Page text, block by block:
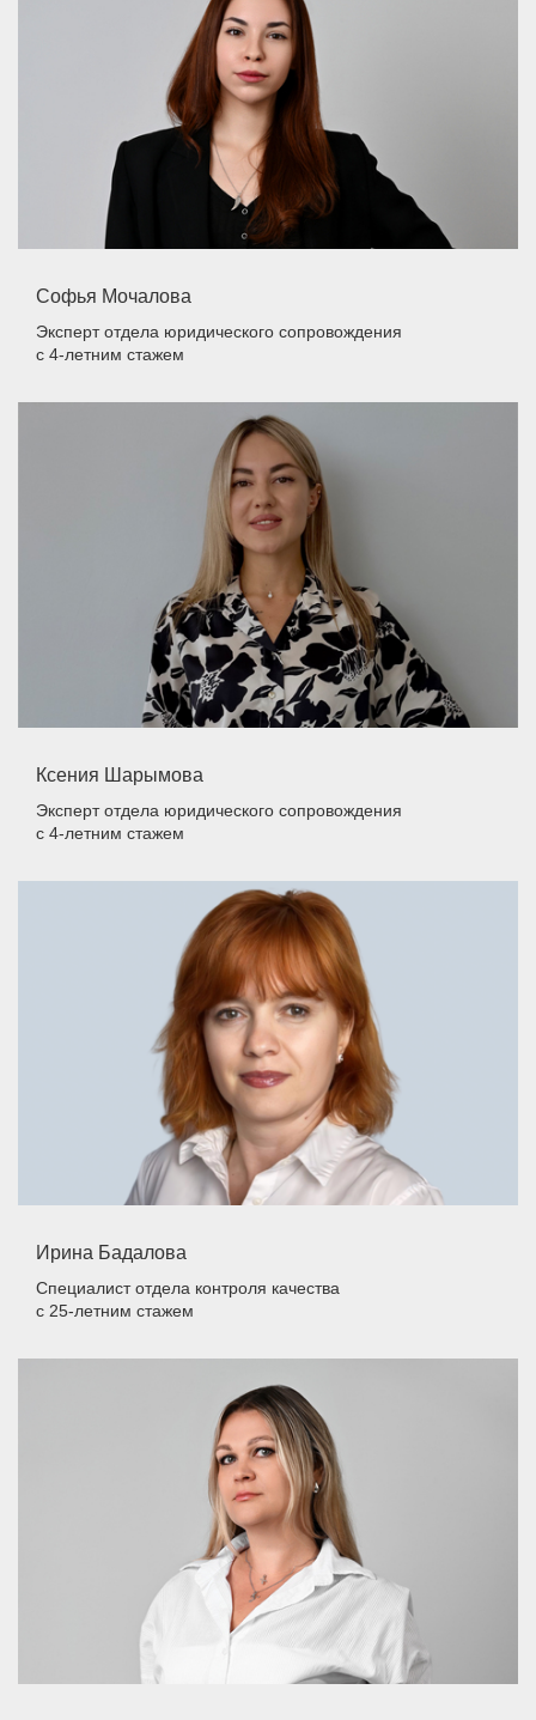
Софья Мочалова
Эксперт отдела юридического сопровождения
с 4-летним стажем
Ксения Шарымова
Эксперт отдела юридического сопровождения
с 4-летним стажем
Ирина Бадалова
Специалист отдела контроля качества
с 25-летним стажем